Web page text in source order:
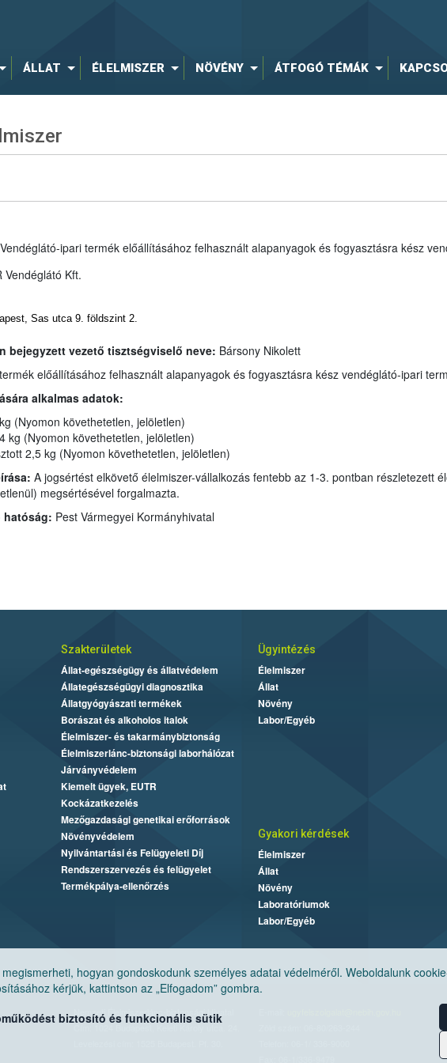
ÁLLAT ÉLELMISZER NÖVÉNY ÁTFOGÓ TÉMÁK
Vendéglátó-ipari termék előállításához felhasznált alapanyagok és fogyasztásra kész
Vendéglátó Kft.
Sas utca 9. földszint 2.
A jogsértés időpontjában bejegyzett vezető tisztségviselő neve: Bársony Nikolett
Vendéglátó-ipari termék előállításához felhasznált alapanyagok és fogyasztásra kész vendéglátó-ipari
alkalmas adatok:
(Nyomon követhetetlen, jelöletlen)
2. Pörkölt fagyasztott 1,034 kg (Nyomon követhetetlen, jelöletlen)
3. Nyers marhahús fagyasztott 2,5 kg (Nyomon követhetetlen, jelöletlen)
A jogsértést elkövető élelmiszer-vállalkozás fentebb az 1-3. pontban részletezett élelmiszereket a nyomon követésre
vonatkozó szabályok (jelöletlenül) megsértésével forgalmazta.
hatóság: Pest Vármegyei Kormányhivatal
megismerheti, hogyan gondoskodunk személyes adatai védelméről. Weboldalunk
kérjük, kattintson az „Elfogadom” gombra.
biztosító és funkcionális sütik
Szakterületek
Állat-egészségügy és állatvédelem
Állategészségügyi diagnosztika
Állatgyógyászati termékek
Borászat és alkoholos italok
Élelmiszer- és takarmánybiztonság
Élelmiszerlánc-biztonsági laborhálózat
Járványvédelem
Kiemelt ügyek, EUTR
Kockázatkezelés
Mezőgazdasági genetikai erőforrások
Növényvédelem
Nyilvántartási és Felügyeleti Díj
Rendszerszervezés és felügyelet
Termékpálya-ellenőrzés
Ügyintézés
Élelmiszer
Állat
Növény
Labor/Egyéb
Gyakori kérdések
Élelmiszer
Állat
Növény
Laboratóriumok
Labor/Egyéb
Nemzeti Élelmiszerlánc-biztonsági Hivatal